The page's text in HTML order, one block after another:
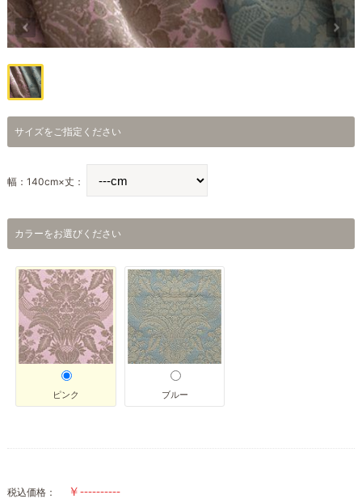
サイズをご指定ください
幅：140cm×丈：
カラーをお選びください
ピンク ブルー
税込価格：